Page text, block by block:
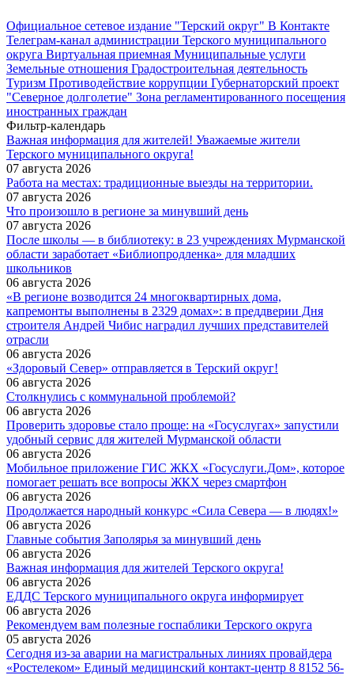
Официальное сетевое издание "Терский округ" В Контакте
Телеграм-канал администрации Терского муниципального
округа Виртуальная приемная Муниципальные услуги
Земельные отношения Градостроительная деятельность
Туризм Противодействие коррупции Губернаторский проект
"Северное долголетие" Зона регламентированного посещения
иностранных граждан
Фильтр-календарь
Важная информация для жителей! Уважаемые жители
Терского муниципального округа!
07 августа 2026
Работа на местах: традиционные выезды на территории.
07 августа 2026
Что произошло в регионе за минувший день
07 августа 2026
После школы — в библиотеку: в 23 учреждениях Мурманской
области заработает «Библиопродленка» для младших
школьников
06 августа 2026
«В регионе возводится 24 многоквартирных дома,
капремонты выполнены в 2329 домах»: в преддверии Дня
строителя Андрей Чибис наградил лучших представителей
отрасли
06 августа 2026
«Здоровый Север» отправляется в Терский округ!
06 августа 2026
Столкнулись с коммунальной проблемой?
06 августа 2026
Проверить здоровье стало проще: на «Госуслугах» запустили
удобный сервис для жителей Мурманской области
06 августа 2026
Мобильное приложение ГИС ЖКХ «Госуслуги.Дом», которое
помогает решать все вопросы ЖКХ через смартфон
06 августа 2026
Продолжается народный конкурс «Сила Севера — в людях!»
06 августа 2026
Главные события Заполярья за минувший день
06 августа 2026
Важная информация для жителей Терского округа!
06 августа 2026
ЕДДС Терского муниципального округа информирует
06 августа 2026
Рекомендуем вам полезные госпаблики Терского округа
05 августа 2026
Сегодня из-за аварии на магистральных линиях провайдера
«Ростелеком» Единый медицинский контакт-центр 8 8152 56-